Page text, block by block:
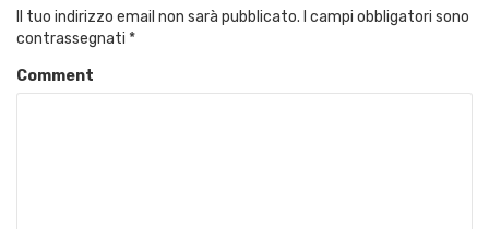
Il tuo indirizzo email non sarà pubblicato. I campi obbligatori sono
contrassegnati *
Comment